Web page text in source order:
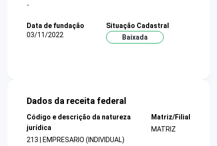
-
Data de fundação
03/11/2022
Situação Cadastral
Baixada
Dados da receita federal
Código e descrição da natureza
jurídica
213 | EMPRESARIO (INDIVIDUAL)
Matriz/Filial
MATRIZ